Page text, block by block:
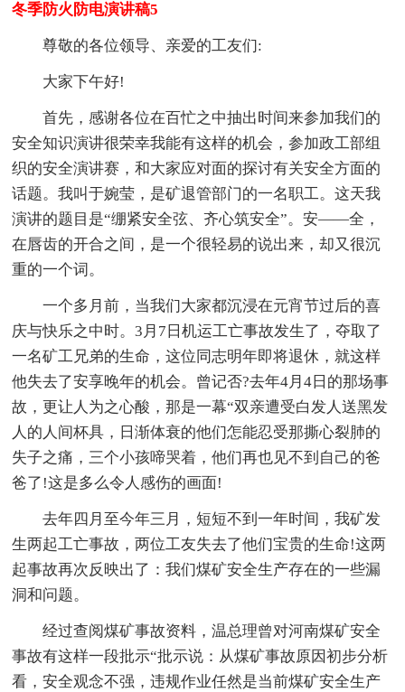
冬季防火防电演讲稿5
尊敬的各位领导、亲爱的工友们:
大家下午好!
首先，感谢各位在百忙之中抽出时间来参加我们的
安全知识演讲很荣幸我能有这样的机会，参加政工部组
织的安全演讲赛，和大家应对面的探讨有关安全方面的
话题。我叫于婉莹，是矿退管部门的一名职工。这天我
演讲的题目是“绷紧安全弦、齐心筑安全”。安——全，
在唇齿的开合之间，是一个很轻易的说出来，却又很沉
重的一个词。
一个多月前，当我们大家都沉浸在元宵节过后的喜
庆与快乐之中时。3月7日机运工亡事故发生了，夺取了
一名矿工兄弟的生命，这位同志明年即将退休，就这样
他失去了安享晚年的机会。曾记否?去年4月4日的那场事
故，更让人为之心酸，那是一幕“双亲遭受白发人送黑发
人的人间杯具，日渐体衰的他们怎能忍受那撕心裂肺的
失子之痛，三个小孩啼哭着，他们再也见不到自己的爸
爸了!这是多么令人感伤的画面!
去年四月至今年三月，短短不到一年时间，我矿发
生两起工亡事故，两位工友失去了他们宝贵的生命!这两
起事故再次反映出了：我们煤矿安全生产存在的一些漏
洞和问题。
经过查阅煤矿事故资料，温总理曾对河南煤矿安全
事故有这样一段批示“批示说：从煤矿事故原因初步分析
看，安全观念不强，违规作业任然是当前煤矿安全生产